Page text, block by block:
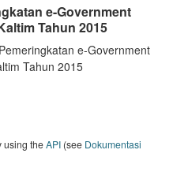
e-Government
Tahun 2015
e-Government
Tahun 2015
using theAPI (see Dokumentasi